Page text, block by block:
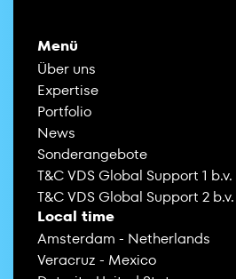
Menü
Über uns
Expertise
Portfolio
News
Sonderangebote
T&C VDS Global Support 1 b.v.
T&C VDS Global Support 2 b.v.
Local time
Amsterdam - Netherlands
Veracruz - Mexico